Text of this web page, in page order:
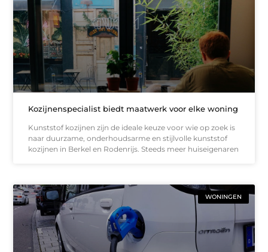
Kozijnenspecialist biedt maatwerk voor elke woning
Kunststof kozijnen zijn de ideale keuze voor wie op zoek is
naar duurzame, onderhoudsarme en stijlvolle kunststof
kozijnen in Berkel en Rodenrijs. Steeds meer huiseigenaren
WONINGEN